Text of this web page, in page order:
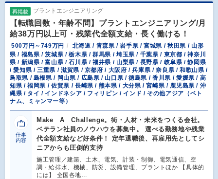
再掲載 プラントエンジニアリング
【転職回数・年齢不問】プラントエンジニアリング/月
給38万円以上可・残業代全額支給・長く働ける！
500万円～749万円
北海道 / 青森県 / 岩手県 / 宮城県 / 秋田県 / 山形
県 / 福島県 / 茨城県 / 栃木県 / 群馬県 / 埼玉県 / 千葉県 / 東京都 / 神奈川
県 / 新潟県 / 富山県 / 石川県 / 福井県 / 山梨県 / 長野県 / 岐阜県 / 静岡県
/ 愛知県 / 三重県 / 滋賀県 / 京都府 / 大阪府 / 兵庫県 / 奈良県 / 和歌山県 /
鳥取県 / 島根県 / 岡山県 / 広島県 / 山口県 / 徳島県 / 香川県 / 愛媛県 / 高
知県 / 福岡県 / 佐賀県 / 長崎県 / 熊本県 / 大分県 / 宮崎県 / 鹿児島県 / 沖
縄県 / タイ / インドネシア / フィリピン / インド / その他アジア（ベト
ナム、ミャンマー等）
仕事
内容
Make A Challenge。街・人材・未来をつくる会社。
ベテラン社員のノウハウを募集中。 選べる勤務地や残業
代全額支給など好条件！ 定年退職後、再雇用先としてシ
ニアからも圧倒的支持
施工管理／建築、土木、電気、計装・制御、電気通信、空
調・給排水、機械、防災、設備管理、プラントほか 【具体的
には】 全国各地…